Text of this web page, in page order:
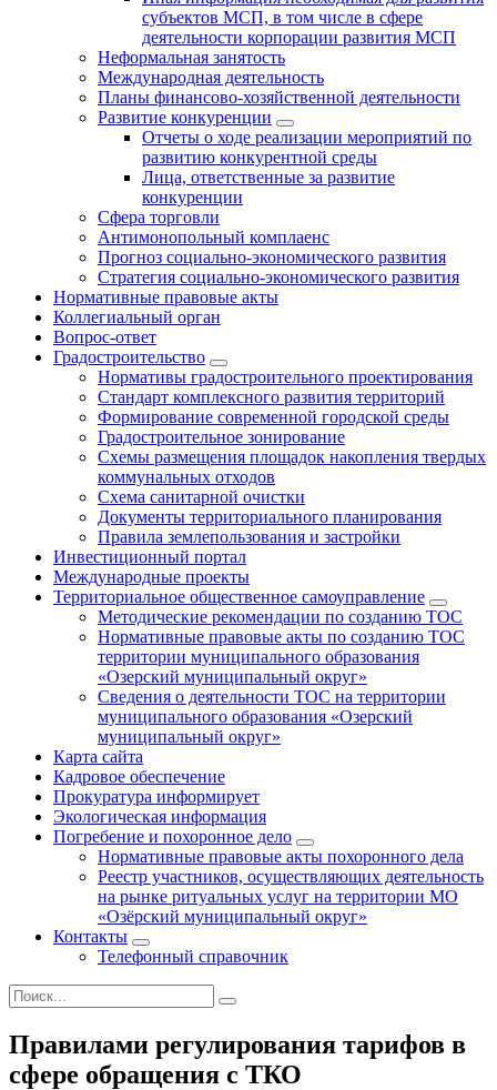
субъектов МСП, в том числе в сфере
деятельности корпорации развития МСП
Неформальная занятость
Международная деятельность
Планы финансово-хозяйственной деятельности
Развитие конкуренции
Отчеты о ходе реализации мероприятий по
развитию конкурентной среды
Лица, ответственные за развитие
конкуренции
Сфера торговли
Антимонопольный комплаенс
Прогноз социально-экономического развития
Стратегия социально-экономического развития
Нормативные правовые акты
Коллегиальный орган
Вопрос-ответ
Градостроительство
Нормативы градостроительного проектирования
Стандарт комплексного развития территорий
Формирование современной городской среды
Градостроительное зонирование
Схемы размещения площадок накопления твердых
коммунальных отходов
Схема санитарной очистки
Документы территориального планирования
Правила землепользования и застройки
Инвестиционный портал
Международные проекты
Территориальное общественное самоуправление
Методические рекомендации по созданию ТОС
Нормативные правовые акты по созданию ТОС
территории муниципального образования
«Озерский муниципальный округ»
Сведения о деятельности ТОС на территории
муниципального образования «Озерский
муниципальный округ»
Карта сайта
Кадровое обеспечение
Прокуратура информирует
Экологическая информация
Погребение и похоронное дело
Нормативные правовые акты похоронного дела
Реестр участников, осуществляющих деятельность
на рынке ритуальных услуг на территории МО
«Озёрский муниципальный округ»
Контакты
Телефонный справочник
Правилами регулирования тарифов в
сфере обращения с ТКО